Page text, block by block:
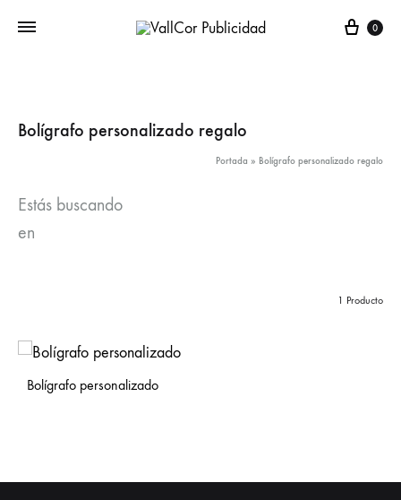
Carro
0
Bolígrafo personalizado regalo
Portada » Bolígrafo personalizado regalo
Estás buscando
en
1 Producto
Bolígrafo personalizado